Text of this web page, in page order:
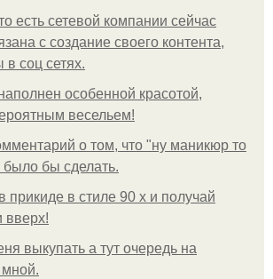
есть сетевой компании сейчас
с создание своего контента,
в соц сетях.
особенной красотой,
весельем!
о том, что "ну маникюр то
бы сделать.
прикиде в стиле 90 х и получай
вверх!
выкупать а тут очередь на